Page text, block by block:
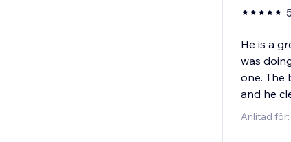
He is a
was
one. The
and he
Anlitad